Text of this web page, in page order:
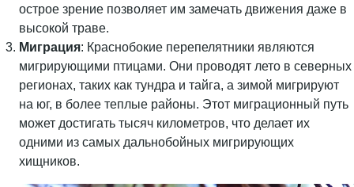
острое зрение позволяет им замечать движения даже в
высокой траве.
Миграция: Краснобокие перепелятники являются
мигрирующими птицами. Они проводят лето в северных
регионах, таких как тундра и тайга, а зимой мигрируют
на юг, в более теплые районы. Этот миграционный путь
может достигать тысяч километров, что делает их
одними из самых дальнобойных мигрирующих
хищников.